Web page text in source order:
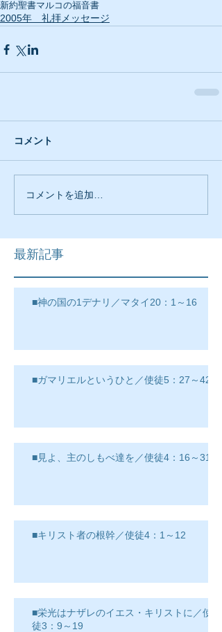
新約聖書マルコの福音書
2005年 礼拝メッセージ
コメント
コメントを追加…
最新記事
■神の国の1デナリ／マタイ20：1～16
■ガマリエルというひと／使徒5：27～42
■見よ、主のしもべ達を／使徒4：16～31
■キリスト者の根幹／使徒4：1～12
■栄光はナザレのイエス・キリストに／使
徒3：9～19